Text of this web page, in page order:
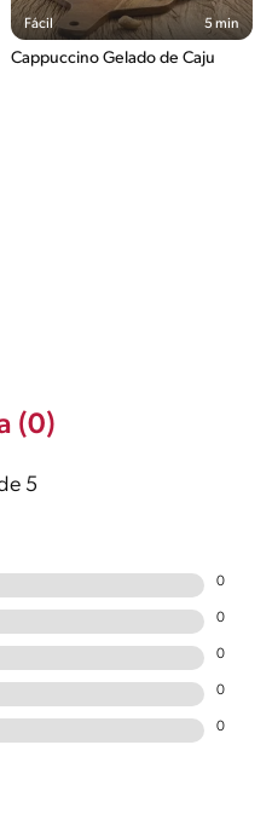
Fácil 5 min
Cappuccino Gelado de Caju
(0)
5
0
0
0
0
0